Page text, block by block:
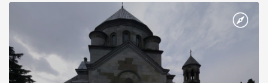
Херсонесі Володимир-язичник, став Василем-християнином.
А потім було Хрещення Русі. На честь Херсонесу Таврійського